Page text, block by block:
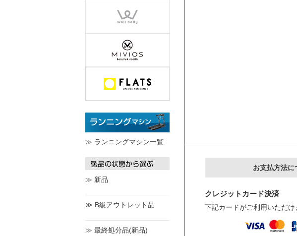
≫ ランニングマシン一覧
≫ 新品
≫ B級アウトレット品
≫ 最終処分品(新品)
お支払方法に
クレジットカード決済
下記カードがご利用いただけ